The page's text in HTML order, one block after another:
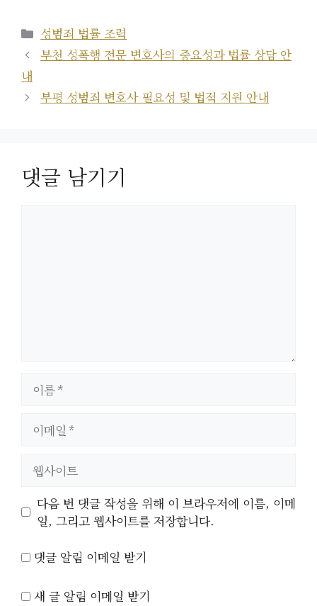
카
테
고
성범죄 법률 조력
부천 성폭행 전문 변호사의 중요성과 법률 상담 안
내
부평 성범죄 변호사 필요성 및 법적 지원 안내
댓글 남기기
트
다음 번 댓글 작성을 위해 이 브라우저에 이름, 이메
일, 그리고 웹사이트를 저장합니다.
댓글 알림 이메일 받기
새 글 알림 이메일 받기